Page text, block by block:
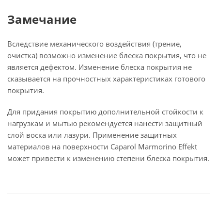
Замечание
Вследствие механического воздействия (трение,
очистка) возможно изменение блеска покрытия, что не
является дефектом. Изменение блеска покрытия не
сказывается на прочностных характеристиках готового
покрытия.
Для придания покрытию дополнительной стойкости к
нагрузкам и мытью рекомендуется нанести защитный
слой воска или лазури. Применение защитных
материалов на поверхности Caparol Marmorino Effekt
может привести к изменению степени блеска покрытия.